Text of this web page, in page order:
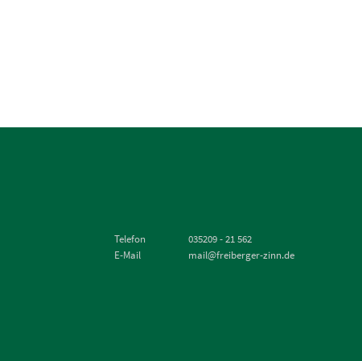
Telefon
035209 - 21 562
E-Mail
mail@freiberger-zinn.de